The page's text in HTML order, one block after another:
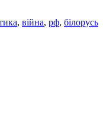
, війна, рф, білорусь